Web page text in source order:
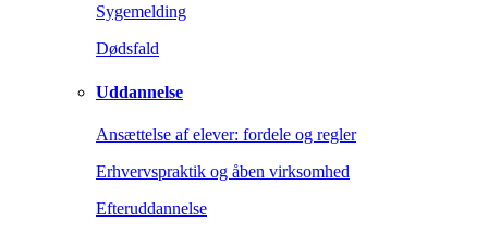
Sygemelding
Dødsfald
Uddannelse
Ansættelse af elever: fordele og regler
Erhvervspraktik og åben virksomhed
Efteruddannelse